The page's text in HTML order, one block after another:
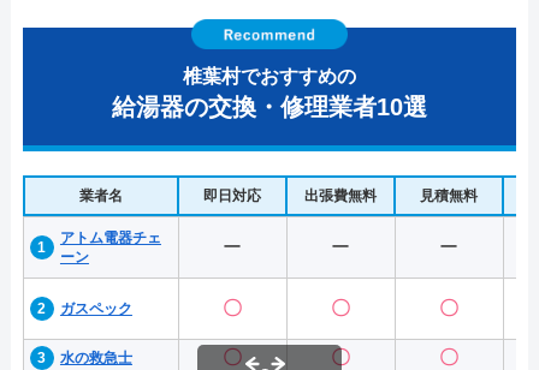
椎葉村でおすすめの
給湯器の交換・修理業者10選
業者名 即日対応 出張費無料 見積無料
アトム電器チェ
ーン
ー ー ー
ガスペック 〇 〇 〇
水の救急士 〇 〇 〇